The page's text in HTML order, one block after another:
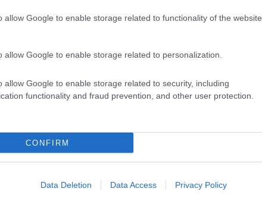
allow Google to enable storage related to functionality of the website
allow Google to enable storage related to personalization.
allow Google to enable storage related to security, including
functionality and fraud prevention, and other user protection.
CONFIRM
Data Deletion Data Access Privacy Policy
του κλιματικού ακτιβισμού το
σε διαδήλωση στη Σουηδία,
ώστε να επιλύει την κλιματική κρίση
ηγέτες που τους επέτρεψε να
κρίση ως κρίση και όσο επιτρέπουμε
αυτά τα κείμενα και αυτές
πουθενά», είπε.
ΕΘΝΟΣ θα παρεμβαίνει και τα προσβλητικά σχόλια θα